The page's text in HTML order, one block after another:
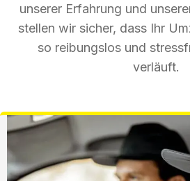
unserer Erfahrung und
stellen wir sicher, dass Ihr
so reibungslos und
verläuft.